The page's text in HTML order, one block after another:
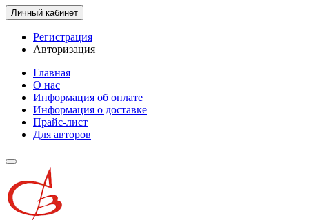
Личный кабинет
Регистрация
Авторизация
Главная
О нас
Информация об оплате
Информация о доставке
Прайс-лист
Для авторов